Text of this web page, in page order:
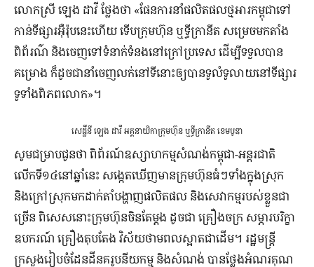
លោកស្រី ឡេង ដាវី ថ្លែងថា «ផែនការនាំផលិតផលថ្មអារកម្ពុជាទៅ
កាន់ទីផ្សារអ៊ឺរ៉ុបនេះហើយ ទើបក្រុមហ៊ុន ឬទ្ធីក្រានីត សម្រេចមកតាំង
ពិព័រណ៌ និងចេញទៅទំ​​នាក់ទំនងនៅក្រៅប្រទេស ដើម្បីទទួលបាន
គម្រោង ក៏ដូចជានាំចេញលក់នៅទីនោះឲ្យបានទូលំទូលាយនៅទីផ្សារ
ទូទាំងពិភពលោក»។
សេដ្ឋីនី ឡេង ដាវី អគ្គនាយិកាក្រុមហ៊ុន ឬទ្ធីក្រានីត​​ ខេមបូឌា
សូមជម្រាបជូនថា ពិព័រណ៍ឧស្សាហកម្មសំណង់កម្ពុជា-អន្តរជាតិ
លើកទី១៤នៅឆ្នាំនេះ សង្កេតឃើញមានក្រុមហ៊ុនធំៗទាំងក្នុងស្រុក
និងក្រៅស្រុកមកដាក់តាំបង្ហាញផលិតផល និងសេវាកម្មរបស់ខ្លួនជា
ច្រើន ពិសេសនោះក្រុមហ៊ុនចិនតែម្តង ដូចជា គ្រឿងចក្រ សម្ភារបរិក្ខា
ឧបករណ៍ គ្រឿងតុបតែង វិស័យថាមពលស្អាតជាដើម។ រដ្ឋមន្រ្តី
ក្រសួងរៀបចំដែនដីនគរូបនីយកម្ម និងសំណង់ បានថ្លែងអំណរគុណ